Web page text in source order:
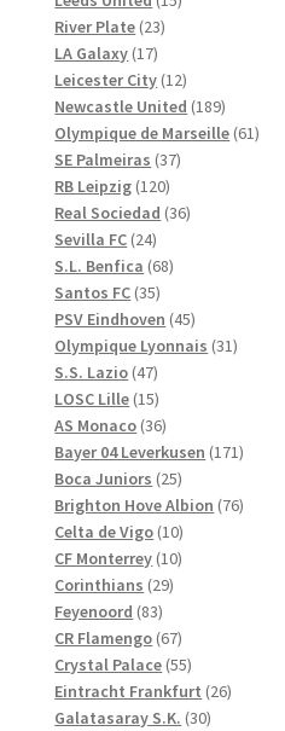
River Plate 2323
LA Galaxy 1717
produkter
Leicester City 1212
produkter
Newcastle United 189189
produkter
Olympique de Marseille 6161
SE Palmeiras 3737
RB Leipzig 120120
produkter
Real Sociedad 3636
Sevilla FC 2424
produkter
S.L. Benfica 6868
Santos FC 3535
produkter
PSV Eindhoven 4545
produkter
Olympique Lyonnais 3131
S.S. Lazio 4747
produkter
LOSC Lille 1515
produkter
AS Monaco 3636
produkter
Bayer 04 Leverkusen 171171
Boca Juniors 2525
produkter
Brighton Hove Albion 7676
Celta de Vigo 1010
produkter
CF Monterrey 1010
Corinthians 2929
Feyenoord 8383
produkter
CR Flamengo 6767
produkter
Crystal Palace 5555
produkter
Eintracht Frankfurt 2626
Galatasaray S.K. 3030